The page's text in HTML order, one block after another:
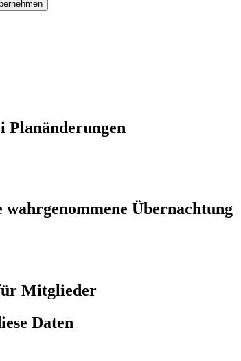
Planänderungen
Übernachtung
Mitglieder
Daten